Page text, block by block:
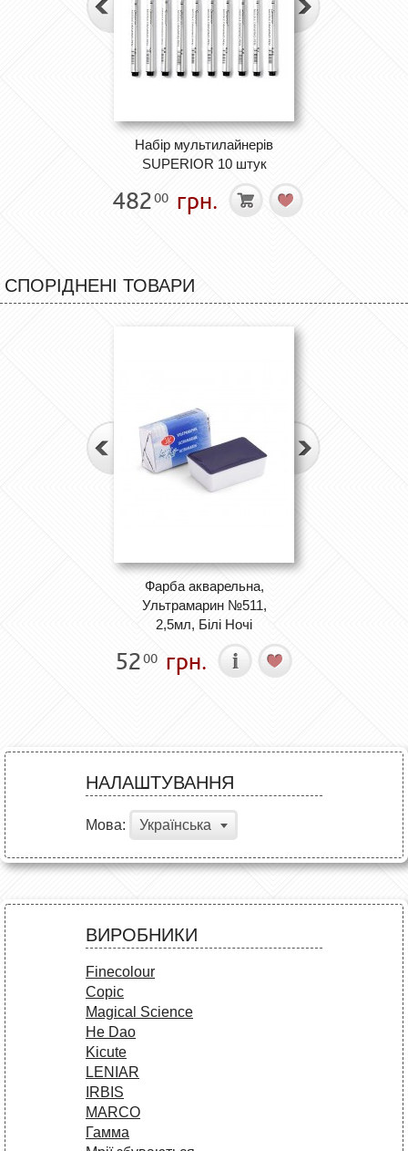
Набір мультилайнерів
SUPERIOR 10 штук
48200 грн.
СПОРІДНЕНІ ТОВАРИ
Фарба акварельна,
Ультрамарин №511,
2,5мл, Білі Ночі
5200 грн.
НАЛАШТУВАННЯ
Мова: Українська
ВИРОБНИКИ
Finecolour
Copic
Magical Science
He Dao
Kicute
LENIAR
IRBIS
MARCO
Гамма